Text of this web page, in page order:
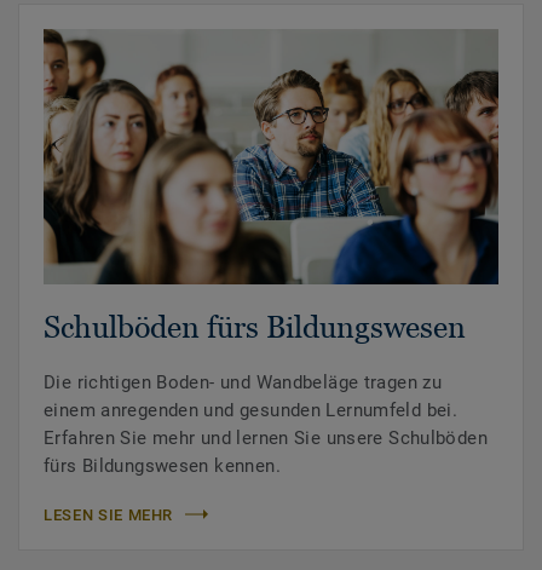
Schulböden fürs Bildungswesen
Die richtigen Boden- und Wandbeläge tragen zu
einem anregenden und gesunden Lernumfeld bei.
Erfahren Sie mehr und lernen Sie unsere Schulböden
fürs Bildungswesen kennen.
LESEN SIE MEHR